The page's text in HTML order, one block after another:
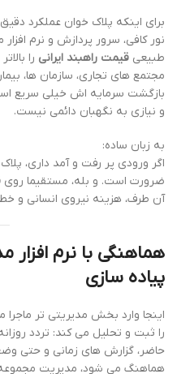
برای اینکه پلاک خوان عملکرد
نور کافی، سرور پردازش و نرم
طبیعی قیمت راهبند ایرانی را
مجتمع های تجاری، سازمان ها،
بازگشت سرمایه اش خیلی سریع
و نیازی به نگهبان دائمی نیست.
به زبان ساده:
اگر ورودی پر رفت و آمد داری،
ضرورت است. و بله، مستقیما روی
آن طرف، هزینه نیروی انسانی و
هماهنگی با نرم افزار
پیاده سازی
اینجا وارد بخش مدیریتی تر ماجرا
را ثبت و تحلیل می کند: تردد
حاضر، گزارش های زمانی و حتی
هماهنگ می شود، مدیریت مجموعه